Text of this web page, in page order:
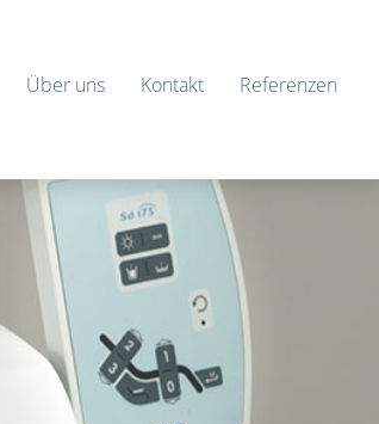
Über uns Kontakt Referenzen